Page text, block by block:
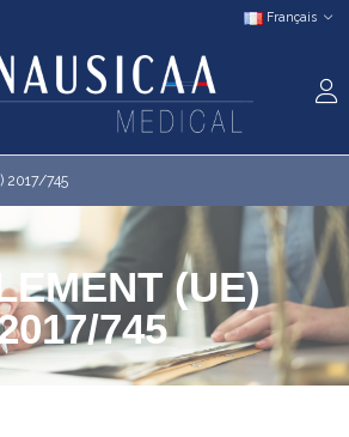
Français
2017/745
(UE)
745